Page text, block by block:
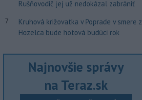
Rušňovodič jej už nedokázal zabrániť
7
Kruhová križovatka v Poprade v smere z
Hozelca bude hotová budúci rok
Najnovšie správy
na Teraz.sk